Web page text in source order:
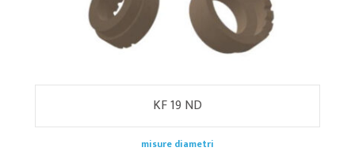
KF 19 ND
misure diametri